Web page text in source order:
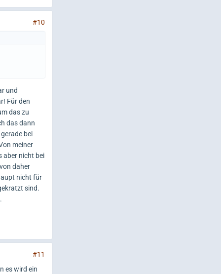
#10
und
Für den
das zu
das dann
bei
meiner
aber nicht bei
daher
nicht für
sind.
#11
es wird ein